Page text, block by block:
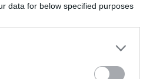
data for below specified purposes